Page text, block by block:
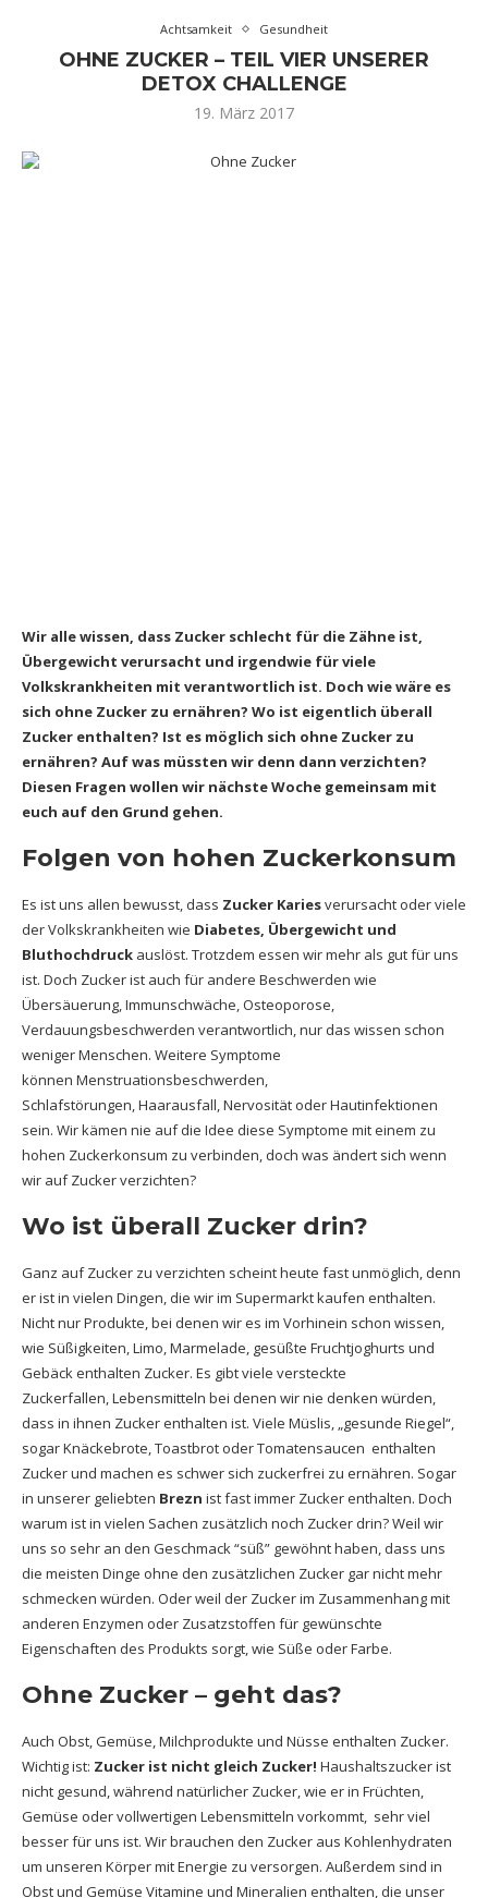
Achtsamkeit Gesundheit
OHNE ZUCKER – TEIL VIER UNSERER
DETOX CHALLENGE
19. März 2017
Wir alle wissen, dass Zucker schlecht für die Zähne ist,
Übergewicht verursacht und irgendwie für viele
Volkskrankheiten mit verantwortlich ist. Doch wie wäre es
sich ohne Zucker zu ernähren? Wo ist eigentlich überall
Zucker enthalten? Ist es möglich sich ohne Zucker zu
ernähren? Auf was müssten wir denn dann verzichten?
Diesen Fragen wollen wir nächste Woche gemeinsam mit
euch auf den Grund gehen.
Folgen von hohen Zuckerkonsum
Es ist uns allen bewusst, dass Zucker Kariesverursacht oder viele
der Volkskrankheiten wie Diabetes, Übergewicht und
Bluthochdruck auslöst. Trotzdem essen wir mehr als gut für uns
ist. Doch Zucker ist auch für andere Beschwerden wie
Übersäuerung, Immunschwäche, Osteoporose,
Verdauungsbeschwerden verantwortlich, nur das wissen schon
weniger Menschen. Weitere Symptome
können Menstruationsbeschwerden,
Schlafstörungen, Haarausfall, Nervosität oder Hautinfektionen
sein. Wir kämen nie auf die Idee diese Symptome mit einem zu
hohen Zuckerkonsum zu verbinden, doch was ändert sich wenn
wir auf Zucker verzichten?
Wo ist überall Zucker drin?
Ganz auf Zucker zu verzichten scheint heute fast unmöglich, denn
er ist in vielen Dingen, die wir im Supermarkt kaufen enthalten.
Nicht nur Produkte, bei denen wir es im Vorhinein schon wissen,
wie Süßigkeiten, Limo, Marmelade, gesüßte Fruchtjoghurts und
Gebäck enthalten Zucker. Es gibt viele versteckte
Zuckerfallen, Lebensmitteln bei denen wir nie denken würden,
dass in ihnen Zucker enthalten ist. Viele Müslis, „gesunde Riegel“,
sogar Knäckebrote, Toastbrot oder Tomatensaucen enthalten
Zucker und machen es schwer sich zuckerfrei zu ernähren. Sogar
in unserer geliebten Brezn ist fast immer Zucker enthalten. Doch
warum ist in vielen Sachen zusätzlich noch Zucker drin? Weil wir
uns so sehr an den Geschmack “süß” gewöhnt haben, dass uns
die meisten Dinge ohne den zusätzlichen Zucker gar nicht mehr
schmecken würden. Oder weil der Zucker im Zusammenhang mit
anderen Enzymen oder Zusatzstoffen für gewünschte
Eigenschaften des Produkts sorgt, wie Süße oder Farbe.
Ohne Zucker – geht das?
Auch Obst, Gemüse, Milchprodukte und Nüsse enthalten Zucker.
Wichtig ist: Zucker ist nicht gleich Zucker! Haushaltszucker ist
nicht gesund, während natürlicher Zucker, wie er in Früchten,
Gemüse oder vollwertigen Lebensmitteln vorkommt, sehr viel
besser für uns ist. Wir brauchen den Zucker aus Kohlenhydraten
um unseren Körper mit Energie zu versorgen. Außerdem sind in
Obst und Gemüse Vitamine und Mineralien enthalten, die unser